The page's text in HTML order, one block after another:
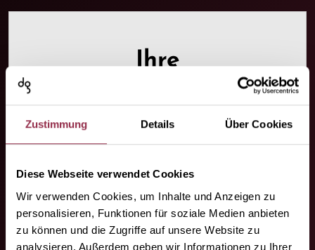
Zustimmung Details Über Cookies
Diese Webseite verwendet Cookies
Wir verwenden Cookies, um Inhalte und Anzeigen zu
personalisieren, Funktionen für soziale Medien anbieten
zu können und die Zugriffe auf unsere Website zu
analysieren. Außerdem geben wir Informationen zu Ihrer
Ihre
Ansprechpartner.
Wir sind da, wo Sie uns brauchen!